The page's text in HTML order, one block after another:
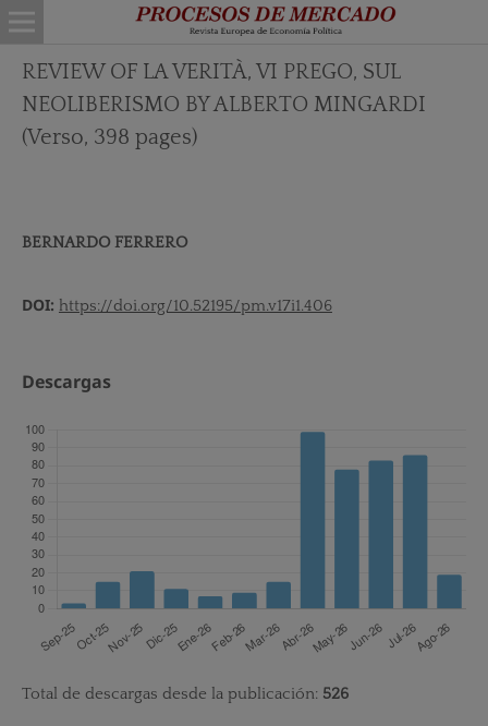
REVIEW OF LA VERITÀ, VI PREGO, SUL
NEOLIBERISMO BY ALBERTO MINGARDI
(Verso, 398 pages)
BERNARDO FERRERO
DOI: https://doi.org/10.52195/pm.v17i1.406
Descargas
Total de descargas desde la publicación: 526